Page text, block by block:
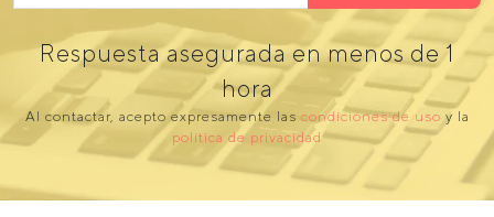
Respuesta asegurada en menos de 1
hora
Al contactar, acepto expresamente las condiciones de uso y la
política de privacidad